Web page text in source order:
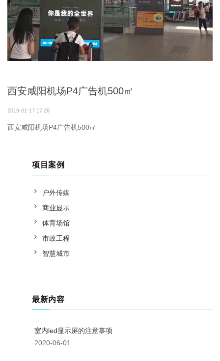
西安咸阳机场P4广告机500㎡
2019-01-17 17:28
西安咸阳机场P4广告机500㎡
项目案例
户外传媒
商业显示
体育场馆
市政工程
智慧城市
最新内容
室内led显示屏的注意事项
2020-06-01